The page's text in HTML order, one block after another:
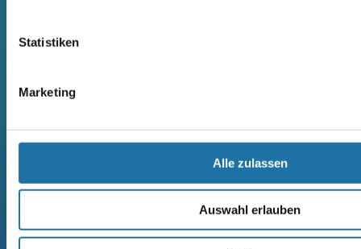
Statistiken
Marketing
Alle zulassen
Auswahl erlauben
REMO
RUND- UND OVALBECKEN MIAMI
GFK-POLYESTERPOOL
AREND SAARI
AREND SAARI KOMFORT
AREND TALVA
MASSIVHOLZSAUNA